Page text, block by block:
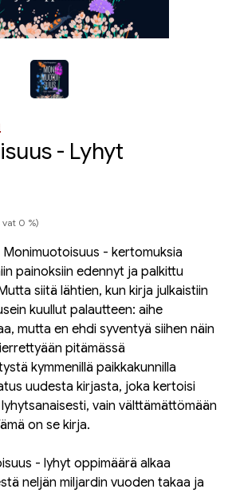
- Lyhyt
vat 0 %)
- kertomuksia
painoksiin edennyt ja palkittu
siitä lähtien, kun kirja julkaistiin
kuullut palautteen: aihe
mutta en ehdi syventyä siihen näin
pitämässä
kymmenillä paikkakunnilla
uudesta kirjasta, joka kertoisi
vain välttämättömään
on se kirja.
- lyhyt oppimäärä alkaa
neljän miljardin vuoden takaa ja